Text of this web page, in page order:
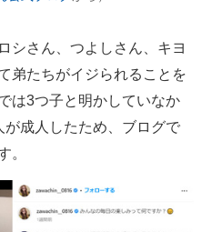
シさん、つよしさん、キヨ
弟たちがイジられることを
は3つ子と明かしていなか
成人したため、ブログで
。